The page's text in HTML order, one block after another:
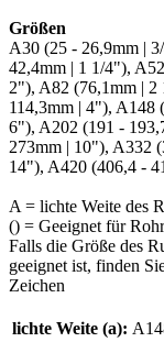
Größen
A30 (25 - 26,9mm |
42,4mm | 1 1/4"),
2"), A82 (76,1mm |
114,3mm | 4"), A148
6"), A202 (191 -
273mm | 10"), A332
14"), A420 (406,4 -
A = lichte Weite des
() = Geeignet für
Falls die Größe des
geeignet ist, finden
Zeichen
lichte Weite (a):